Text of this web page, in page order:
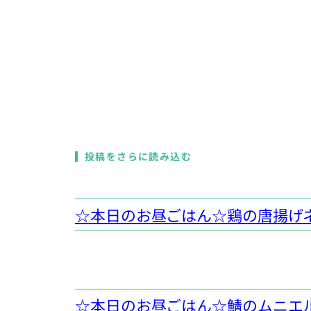
投稿をさらに読み込む
☆本日のお昼ごはん☆鶏の唐揚げ
☆本日のお昼ごはん☆鯖のムニエ